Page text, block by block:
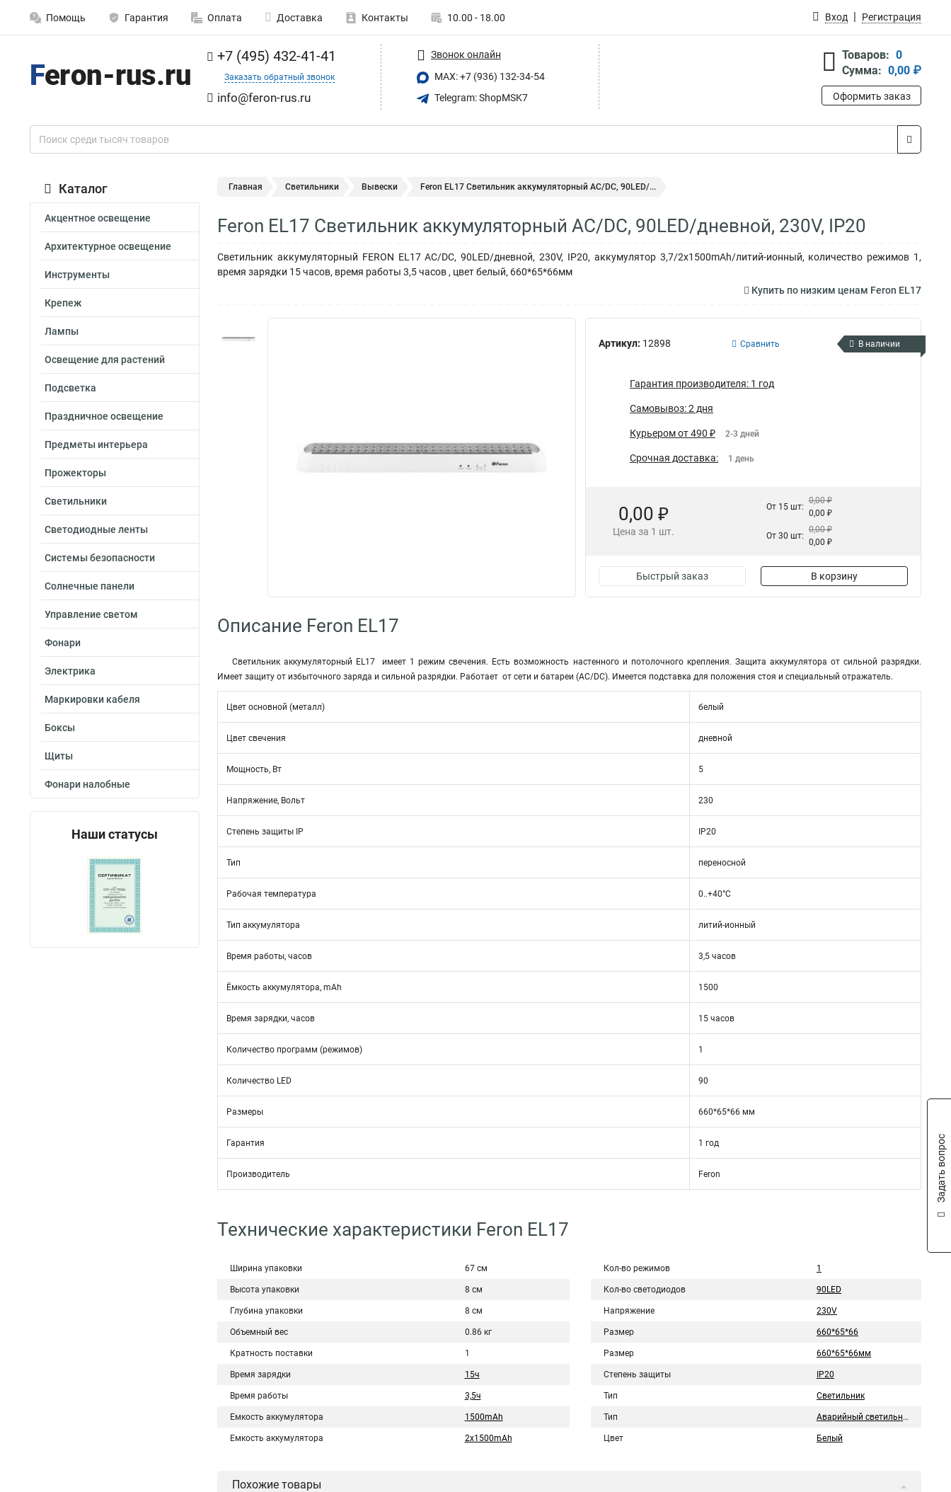
Помощь Гарантия Оплата Доставка Контакты 10.00 - 18.00 Вход Регистрация
+7 (495) 432-41-41
Заказать обратный звонок
info@feron-rus.ru
Звонок онлайн
MAX: +7 (936) 132-34-54
Telegram: ShopMSK7
Товаров: 0
Сумма: 0,00 ₽
Оформить заказ
Каталог
Акцентное освещение
Архитектурное освещение
Инструменты
Крепеж
Лампы
Освещение для растений
Подсветка
Праздничное освещение
Предметы интерьера
Прожекторы
Светильники
Светодиодные ленты
Системы безопасности
Солнечные панели
Управление светом
Фонари
Электрика
Маркировки кабеля
Боксы
Щиты
Фонари налобные
Наши статусы
Главная Светильники Вывески Feron EL17 Светильник аккумуляторный AC/DC, 90LED/...
Feron EL17 Светильник аккумуляторный AC/DC, 90LED/дневной, 230V, IP20
Светильник аккумуляторный FERON EL17 AC/DC, 90LED/дневной, 230V, IP20, аккумулятор 3,7/2х1500mAh/литий-ионный, количество режимов 1,
время зарядки 15 часов, время работы 3,5 часов , цвет белый, 660*65*66мм
Купить по низким ценам Feron EL17
Артикул: 12898 Сравнить В наличии
Гарантия производителя: 1 год
Самовывоз: 2 дня
Курьером от 490 ₽ 2-3 дней
Срочная доставка: 1 день
0,00 ₽
Цена за 1 шт.
От 15 шт:
0,00 ₽
0,00 ₽
От 30 шт:
0,00 ₽
0,00 ₽
Быстрый заказ В корзину
Описание Feron EL17
Светильник аккумуляторный EL17 имеет 1 режим свечения. Есть возможность настенного и потолочного крепления. Защита аккумулятора от сильной разрядки.
Имеет защиту от избыточного заряда и сильной разрядки. Работает от сети и батареи (AC/DC). Имеется подставка для положения стоя и специальный отражатель.
Цвет основной (металл) белый
Цвет свечения дневной
Мощность, Вт 5
Напряжение, Вольт 230
Степень защиты IP IP20
Тип переносной
Рабочая температура 0..+40°C
Тип аккумулятора литий-ионный
Время работы, часов 3,5 часов
Ёмкость аккумулятора, mAh 1500
Время зарядки, часов 15 часов
Количество программ (режимов) 1
Количество LED 90
Размеры 660*65*66 мм
Гарантия 1 год
Производитель Feron
Технические характеристики Feron EL17
Ширина упаковки 67 см
Высота упаковки 8 см
Глубина упаковки 8 см
Объемный вес 0.86 кг
Кратность поставки 1
Время зарядки 15ч
Время работы 3,5ч
Емкость аккумулятора 1500mAh
Емкость аккумулятора 2х1500mAh
Кол-во режимов 1
Кол-во светодиодов 90LED
Напряжение 230V
Размер 660*65*66
Размер 660*65*66мм
Степень защиты IP20
Тип Светильник
Тип Аварийный светильник
Цвет Белый
Похожие товары
Задать вопрос